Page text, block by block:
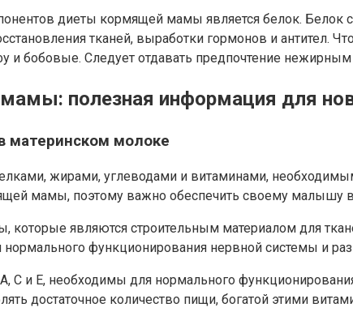
диеты кормящей мамы является белок. Белок
тканей, выработки гормонов и антител.
и бобовые. Следует отдавать предпочтение
полезная информация для
материнском молоке
жирами, углеводами и витаминами,
мамы, поэтому важно обеспечить своему малышу
которые являются строительным материалом для
функционирования нервной системы и
С и Е, необходимы для нормального
достаточное количество пищи, богатой этими